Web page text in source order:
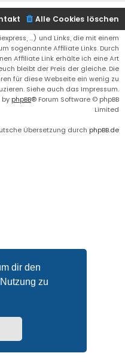
dir den
zu
Alle Cookies löschen
...) und Links, die mit einem
sogenannte Affiliate Links. Durch
Affiliate Link erhälte ich eine Art
bleibt der Preis der gleiche. Die
für diese Webseite ein wenig zu
Siehe auch das Impressum.
by phpBB® Forum Software © phpBB
Limited
Übersetzung durch phpBB.de